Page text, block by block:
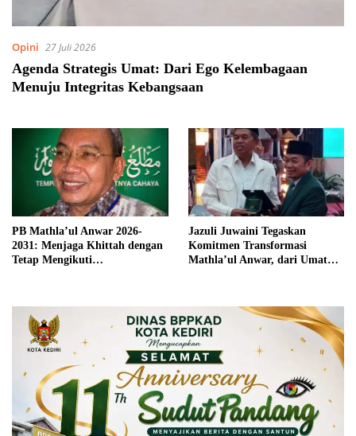
Opini 27 Juli 2026
Agenda Strategis Umat: Dari Ego Kelembagaan
Menuju Integritas Kebangsaan
PB Mathla’ul Anwar 2026-
2031: Menjaga Khittah dengan
Tetap Mengikuti
Jazuli Juwaini Tegaskan
Komitmen Transformasi
Mathla’ul Anwar, dari Umat